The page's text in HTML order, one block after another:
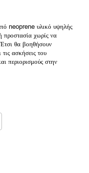
neoprene υλικό υψηλής
προστασία χωρίς να
Έτσι θα βοηθήσουν
ασκήσεις του
περιορισμούς στην